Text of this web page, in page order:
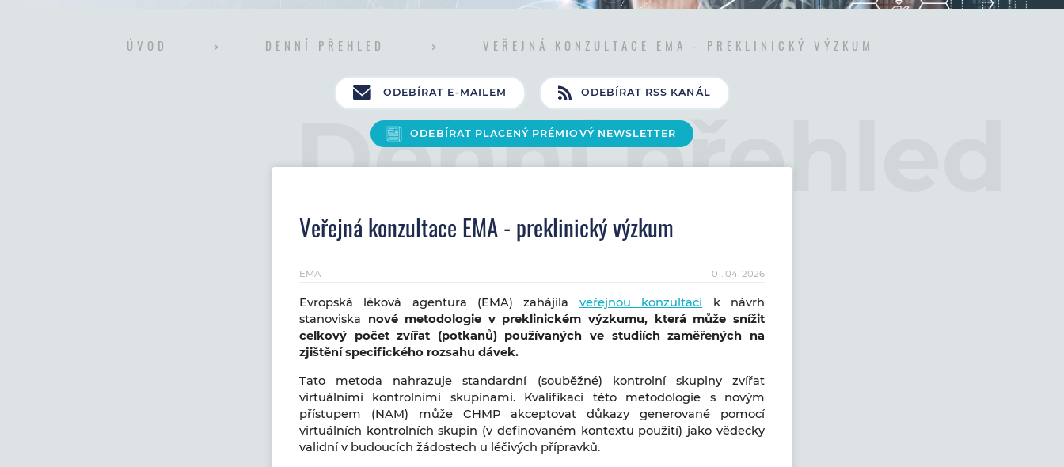
ÚVOD DENNÍ PŘEHLED VEŘEJNÁ KONZULTACE EMA - PREKLINICKÝ VÝZKUM
ODEBÍRAT E-MAILEM ODEBÍRAT RSS KANÁL
ODEBÍRAT PLACENÝ PRÉMIOVÝ NEWSLETTER
Veřejná konzultace EMA - preklinický výzkum
EMA 01. 04. 2026
Evropská léková agentura (EMA) zahájila veřejnou konzultaci k návrh
stanoviska nové metodologie v preklinickém výzkumu, která může snížit
celkový počet zvířat (potkanů) používaných ve studiích zaměřených na
zjištění specifického rozsahu dávek.
Tato metoda nahrazuje standardní (souběžné) kontrolní skupiny zvířat
virtuálními kontrolními skupinami. Kvalifikací této metodologie s novým
přístupem (NAM) může CHMP akceptovat důkazy generované pomocí
virtuálních kontrolních skupin (v definovaném kontextu použití) jako vědecky
validní v budoucích žádostech u léčivých přípravků.